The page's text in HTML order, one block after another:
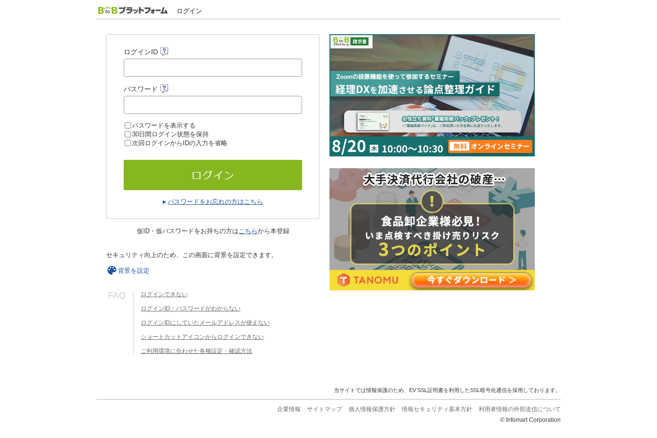
ログイン
ログインID
パスワード
パスワードを表示する
30日間ログイン状態を保持
次回ログインからIDの入力を省略
パスワードをお忘れの方はこちら
仮ID・仮パスワードをお持ちの方はこちらから本登録
セキュリティ向上のため、この画面に背景を設定できます。
背景を設定
FAQ ログインできない
ログインID・パスワードがわからない
ログインIDにしていたメールアドレスが使えない
ショートカットアイコンからログインできない
ご利用環境に合わせた各種設定・確認方法
当サイトでは情報保護のため、EV SSL証明書を利用したSSL暗号化通信を採用しております。
企業情報 サイトマップ 個人情報保護方針 情報セキュリティ基本方針
利用者情報の外部送信について
© Infomart Corporation